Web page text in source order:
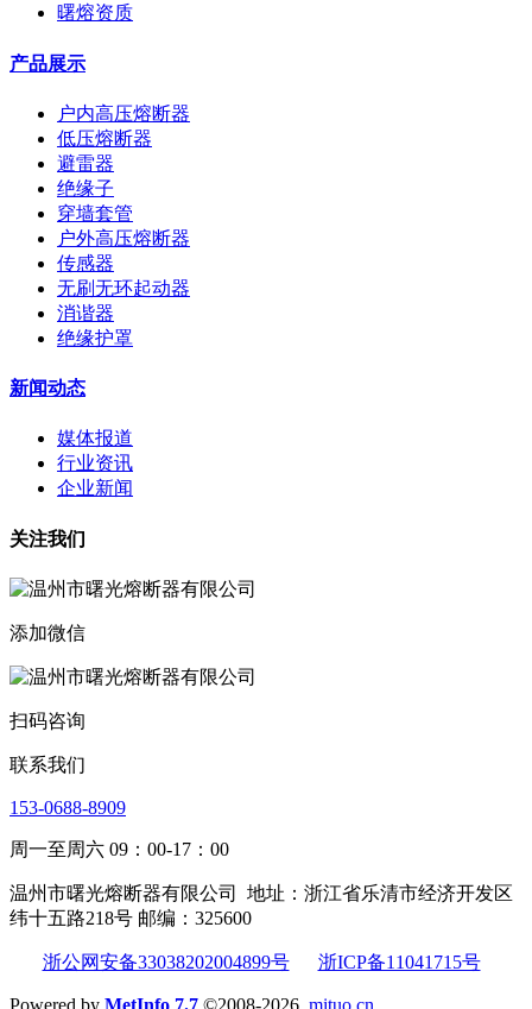
曙熔资质
产品展示
户内高压熔断器
低压熔断器
避雷器
绝缘子
穿墙套管
户外高压熔断器
传感器
无刷无环起动器
消谐器
绝缘护罩
新闻动态
媒体报道
行业资讯
企业新闻
关注我们
添加微信
扫码咨询
联系我们
153-0688-8909
周一至周六 09：00-17：00
温州市曙光熔断器有限公司
地址：浙江省乐清市经济开发区
纬十五路218号 邮编：325600
浙公网安备33038202004899号 浙ICP备11041715号
Powered by MetInfo 7.7 ©2008-2026 mituo.cn